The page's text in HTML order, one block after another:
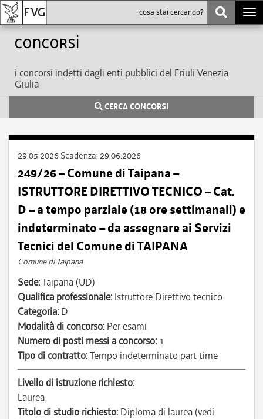
Concorsi
i concorsi indetti dagli enti pubblici del Friuli Venezia
Giulia
CERCA CONCORSI
29.05.2026 Scadenza: 29.06.2026
249/26 – Comune di Taipana –
ISTRUTTORE DIRETTIVO TECNICO – Cat.
D – a tempo parziale (18 ore settimanali) e
indeterminato – da assegnare ai Servizi
Tecnici del Comune di TAIPANA
Comune di Taipana
Sede:Taipana (UD)
Qualifica professionale: Istruttore Direttivo tecnico
Categoria: D
Modalità di concorso: Per esami
Numero di posti messi a concorso: 1
Tipo di contratto:Tempo indeterminato part time
Livello di istruzione richiesto:
Laurea
Titolo di studio richiesto: Diploma di laurea (vedi